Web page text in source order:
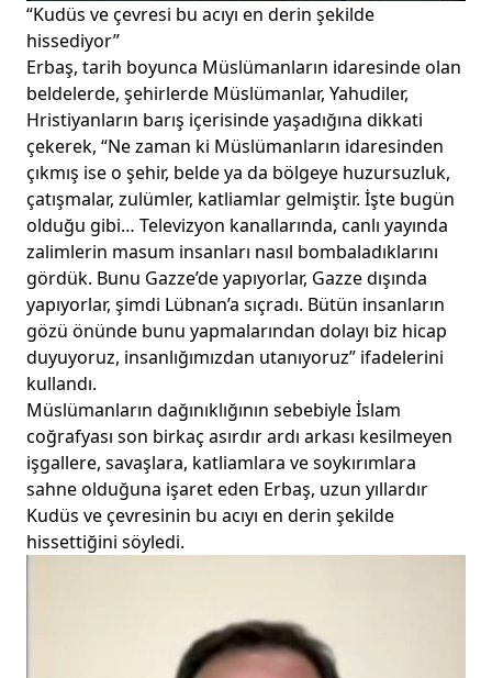
“Kudüs ve çevresi bu acıyı en derin şekilde
hissediyor”
Erbaş, tarih boyunca Müslümanların idaresinde olan
beldelerde, şehirlerde Müslümanlar, Yahudiler,
Hristiyanların barış içerisinde yaşadığına dikkati
çekerek, “Ne zaman ki Müslümanların idaresinden
çıkmış ise o şehir, belde ya da bölgeye huzursuzluk,
çatışmalar, zulümler, katliamlar gelmiştir. İşte bugün
olduğu gibi… Televizyon kanallarında, canlı yayında
zalimlerin masum insanları nasıl bombaladıklarını
gördük. Bunu Gazze’de yapıyorlar, Gazze dışında
yapıyorlar, şimdi Lübnan’a sıçradı. Bütün insanların
gözü önünde bunu yapmalarından dolayı biz hicap
duyuyoruz, insanlığımızdan utanıyoruz” ifadelerini
kullandı.
Müslümanların dağınıklığının sebebiyle İslam
coğrafyası son birkaç asırdır ardı arkası kesilmeyen
işgallere, savaşlara, katliamlara ve soykırımlara
sahne olduğuna işaret eden Erbaş, uzun yıllardır
Kudüs ve çevresinin bu acıyı en derin şekilde
hissettiğini söyledi.